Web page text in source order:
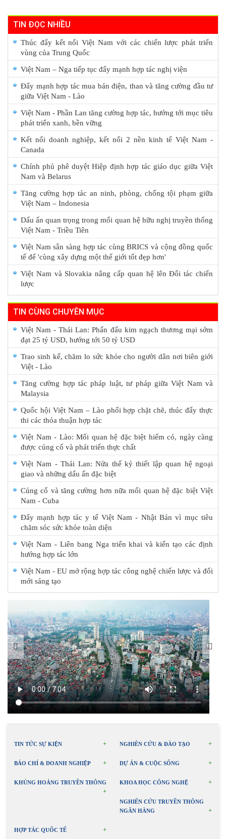
TIN ĐỌC NHIỀU
Thúc đẩy kết nối Việt Nam với các chiến lược phát triển
vùng của Trung Quốc
Việt Nam – Nga tiếp tục đẩy mạnh hợp tác nghị viện
Đẩy mạnh hợp tác mua bán điện, than và tăng cường đầu tư
giữa Việt Nam - Lào
Việt Nam - Phần Lan tăng cường hợp tác, hướng tới mục tiêu
phát triển xanh, bền vững
Kết nối doanh nghiệp, kết nối 2 nền kinh tế Việt Nam -
Canada
Chính phủ phê duyệt Hiệp định hợp tác giáo dục giữa Việt
Nam và Belarus
Tăng cường hợp tác an ninh, phòng, chống tội phạm giữa
Việt Nam – Indonesia
Dấu ấn quan trọng trong mối quan hệ hữu nghị truyền thống
Việt Nam - Triều Tiên
Việt Nam sẵn sàng hợp tác cùng BRICS và cộng đồng quốc
tế để 'cùng xây dựng một thế giới tốt đẹp hơn'
Việt Nam và Slovakia nâng cấp quan hệ lên Đối tác chiến
lược
TIN CÙNG CHUYÊN MỤC
Việt Nam - Thái Lan: Phấn đấu kim ngạch thương mại sớm
đạt 25 tỷ USD, hướng tới 50 tỷ USD
Trao sinh kế, chăm lo sức khỏe cho người dân nơi biên giới
Việt - Lào
Tăng cường hợp tác pháp luật, tư pháp giữa Việt Nam và
Malaysia
Quốc hội Việt Nam – Lào phối hợp chặt chẽ, thúc đẩy thực
thi các thỏa thuận hợp tác
Việt Nam - Lào: Mối quan hệ đặc biệt hiếm có, ngày càng
được củng cố và phát triển thực chất
Việt Nam - Thái Lan: Nửa thế kỷ thiết lập quan hệ ngoại
giao và những dấu ấn đặc biệt
Củng cố và tăng cường hơn nữa mối quan hệ đặc biệt Việt
Nam - Cuba
Đẩy mạnh hợp tác y tế Việt Nam - Nhật Bản vì mục tiêu
chăm sóc sức khỏe toàn diện
Việt Nam - Liên bang Nga triển khai và kiến tạo các định
hướng hợp tác lớn
Việt Nam - EU mở rộng hợp tác công nghệ chiến lược và đổi
mới sáng tạo
TIN TỨC SỰ KIỆN NGHIÊN CỨU & ĐÀO TẠO
BÁO CHÍ & DOANH NGHIỆP DỰ ÁN & CUỘC SỐNG
KHỦNG HOẢNG TRUYỀN THÔNG KHOA HỌC CÔNG NGHỆ
NGHIÊN CỨU TRUYỀN THÔNG
NGÂN HÀNG
HỢP TÁC QUỐC TẾ